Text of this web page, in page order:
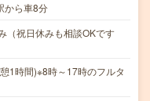
から車8分
祝日休みも相談OKです
1時間)※8時～17時のフルタ